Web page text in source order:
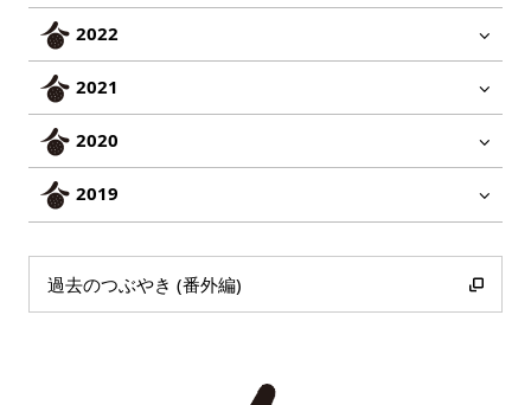
2022
2021
2020
2019
過去のつぶやき (番外編)